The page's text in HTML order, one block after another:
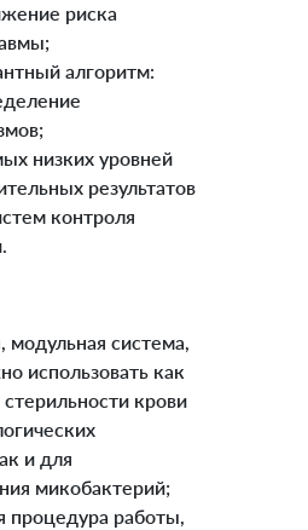
риска
алгоритм:
низких уровней
результатов
контроля
модульная система,
использовать как
крови
и для
микобактерий;
процедура работы,